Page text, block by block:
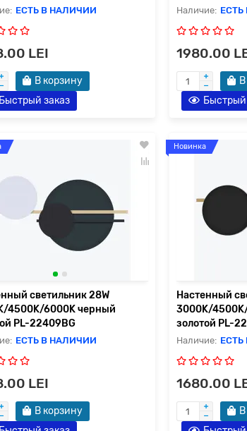
ЕСТЬ В НАЛИЧИИ
LEI
В корзину
Быстрый заказ
1980.00
Быстрый
светильник 28W
4500K/6000K черный
PL-22409BG
ЕСТЬ В НАЛИЧИИ
LEI
В корзину
Новинка
Настенный
3000K/
золотой PL-
1680.00